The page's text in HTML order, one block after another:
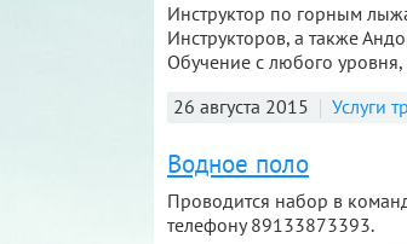
Инструктор по горным
Инструкторов, а также
Обучение с любого
26 августа 2015
Услуги
Водное поло
Проводится набор в
телефону 89133873393.